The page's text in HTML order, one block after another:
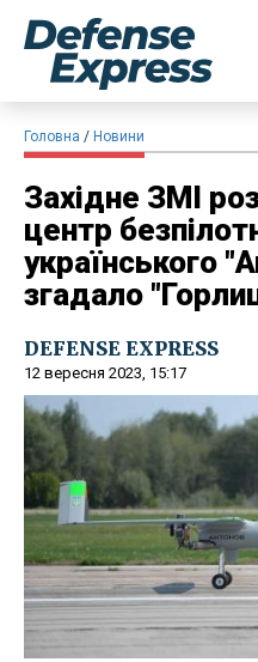
Головна Новини
Західне ЗМІ
центр
українського
згадало
DEFENSE EXPRESS
12 вересня 2023, 15:17